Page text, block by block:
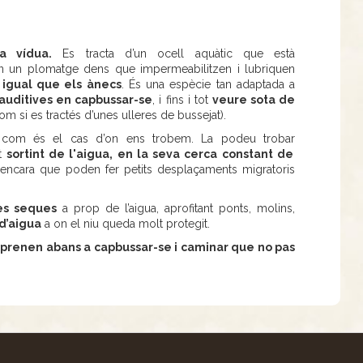
vídua. Es tracta d’un ocell aquàtic que està
un plomatge dens que impermeabilitzen i lubriquen
igual que els ànecs. És una espècie tan adaptada a
en capbussar-se , i fins i tot veure sota de
si es tractés d’unes ulleres de bussejat).
és el cas d’on ens trobem. La podeu trobar
sortint de l'aigua, en la seva cerca constant de
que poden fer petits desplaçaments migratoris
seques a prop de l’aigua, aprofitant ponts, molins,
a on el niu queda molt protegit.
abans a capbussar-se i caminar que no pas